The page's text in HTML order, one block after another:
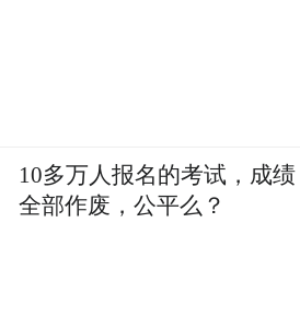
10多万人报名的考试，成绩
全部作废，公平么？